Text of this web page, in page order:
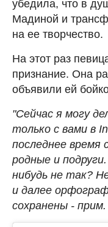
убедила, что в
Мадиной и
на ее творчество.
На этот раз
признание. Она
объявили ей
"Сейчас я могу
только с вами в
последнее время
родные и
нибудь не так?
и далее
сохранены - прим.